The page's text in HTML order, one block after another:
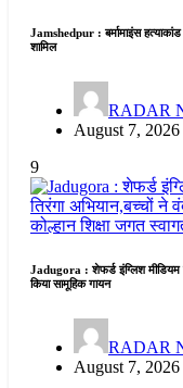
Jamshedpur : बर्मामाइंस
शामिल
RADAR
August 7, 2026
9
कोल्हानशिक्षा जगत
Jadugora : शेफर्ड इंग्लिश मीडियम
किया सामूहिक गायन
RADAR
August 7, 2026